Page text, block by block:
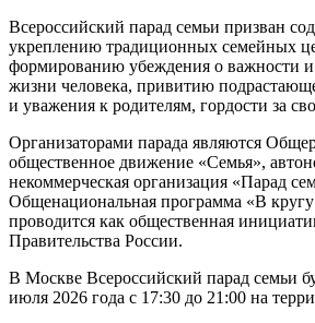
Всероссийский парад семьи призван
укреплению традиционных семейных
формированию убеждения о важности и
жизни человека, привитию
и уважения к родителям, гордости за
Организаторами парада являются
общественное движение «Семья»,
некоммерческая организация «Парад
Общенациональная программа «В
проводится как общественная
Правительства России.
В Москве Всероссийский парад семьи
июля 2026 года с 17:30 до 21:00 на